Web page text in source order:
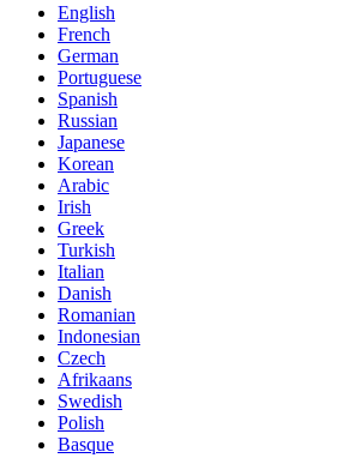
English
French
German
Portuguese
Spanish
Russian
Japanese
Korean
Arabic
Irish
Greek
Turkish
Italian
Danish
Romanian
Indonesian
Czech
Afrikaans
Swedish
Polish
Basque